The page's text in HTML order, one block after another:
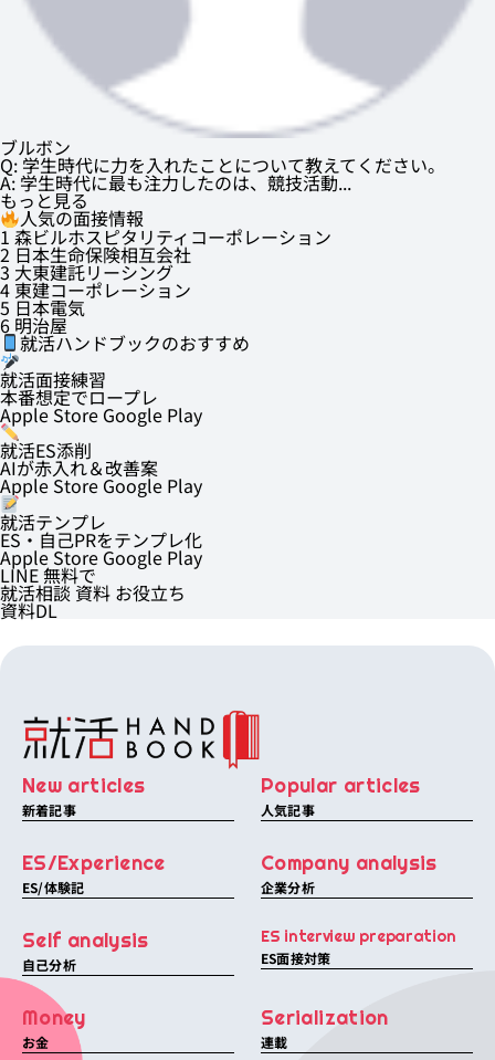
ブルボン
Q: 学生時代に力を入れたことについて教えてください。
A: 学生時代に最も注力したのは、競技活動...
もっと見る
人気の面接情報
1森ビルホスピタリティコーポレーション
2 日本生命保険相互会社
3 大東建託リーシング
4 東建コーポレーション
5 日本電気
6 明治屋
就活ハンドブックのおすすめ
就活面接練習
本番想定でロープレ
Apple Store Google Play
就活ES添削
AIが赤入れ＆改善案
Apple Store Google Play
就活テンプレ
ES・自己PRをテンプレ化
Apple StoreGoogle Play
LINE無料で
就活相談資料 お役立ち
資料DL
New articles
新着記事
Popular articles
人気記事
ES/Experience
ES/体験記
Company analysis
企業分析
Self analysis
自己分析
ES interview preparation
ES面接対策
Money
お金
Serialization
連載